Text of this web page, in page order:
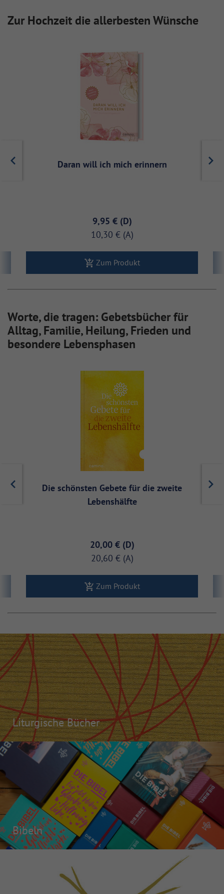
Zur Hochzeit die allerbesten Wünsche
Daran will ich mich erinnern
9,95 €
10,30 €
Zum Produkt
Worte, die tragen: Gebetsbücher für
Alltag, Familie, Heilung, Frieden und
besondere Lebensphasen
Die schönsten Gebete für die zweite
Lebenshälfte
20,00 €
20,60 €
Zum Produkt
Liturgische Bücher
Bibeln